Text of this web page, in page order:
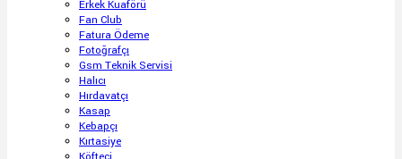
Erkek Kuaförü
Fan Club
Fatura Ödeme
Fotoğrafçı
Gsm Teknik Servisi
Halıcı
Hırdavatçı
Kasap
Kebapçı
Kırtasiye